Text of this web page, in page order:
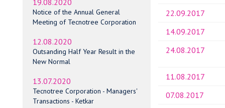
19.08.2020
Notice of the Annual General
Meeting of Tecnotree Corporation
12.08.2020
Outsanding Half Year Result in the
New Normal
13.07.2020
Tecnotree Corporation - Managers'
Transactions - Ketkar
22.09.2017
14.09.2017
24.08.2017
11.08.2017
07.08.2017